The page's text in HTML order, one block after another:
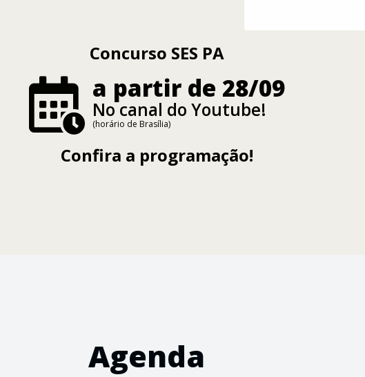
Concurso SES PA
a partir de 28/09
No canal do Youtube!
(horário de Brasília)
Confira a programação!
Agenda